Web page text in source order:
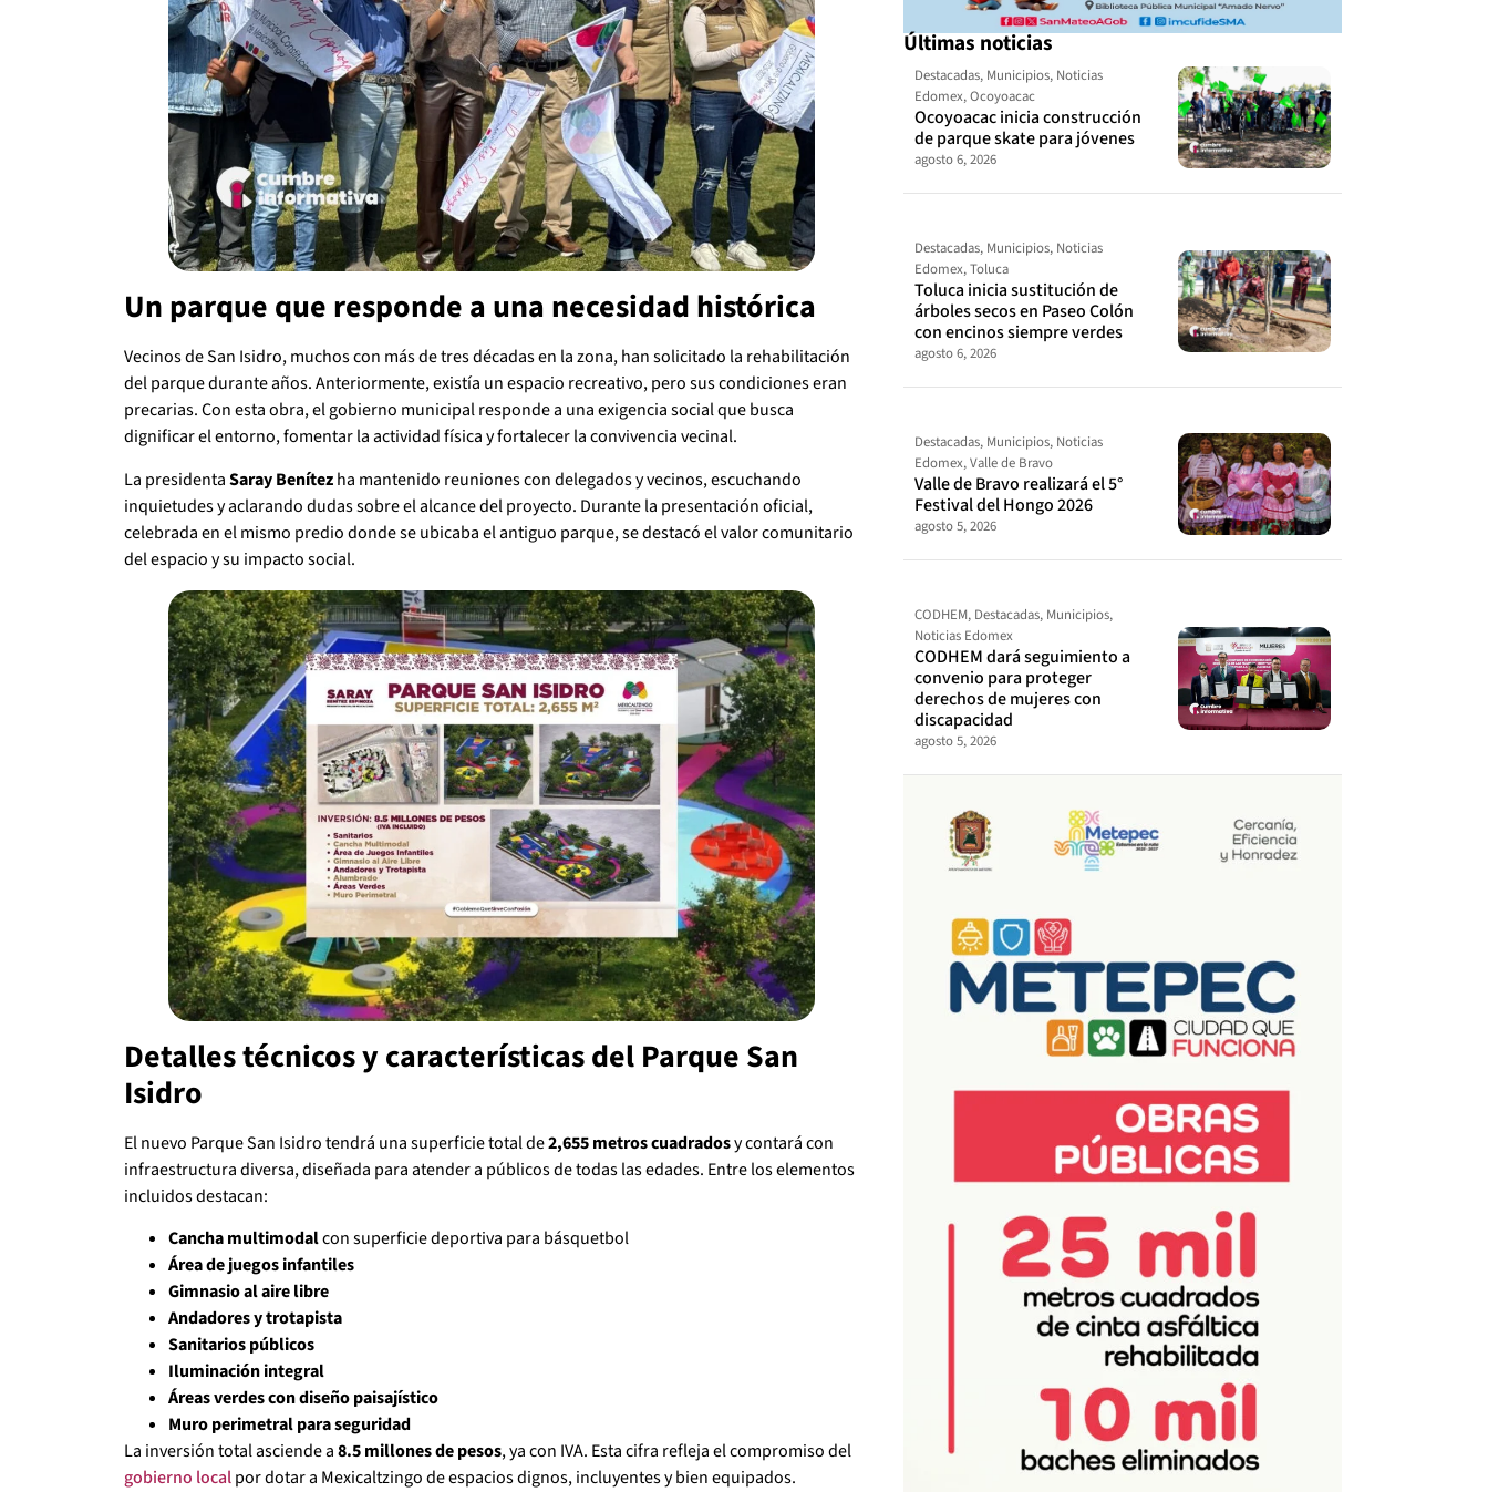
Un parque que responde a una necesidad histórica
Vecinos de San Isidro, muchos con más de tres décadas en la zona, han solicitado la rehabilitación
del parque durante años. Anteriormente, existía un espacio recreativo, pero sus condiciones eran
precarias. Con esta obra, el gobierno municipal responde a una exigencia social que busca
dignificar el entorno, fomentar la actividad física y fortalecer la convivencia vecinal.
La presidentaSaray Benítezha mantenido reuniones con delegados y vecinos, escuchando
inquietudes y aclarando dudas sobre el alcance del proyecto. Durante la presentación oficial,
celebrada en el mismo predio donde se ubicaba el antiguo parque, se destacó el valor comunitario
del espacio y su impacto social.
Detalles técnicos y características del Parque San
Isidro
El nuevo Parque San Isidro tendrá una superficie total de2,655 metros cuadradosy contará con
infraestructura diversa, diseñada para atender a públicos de todas las edades. Entre los elementos
incluidos destacan:
Cancha multimodalcon superficie deportiva para básquetbol
Área de juegos infantiles
Gimnasio al aire libre
Andadores y trotapista
Sanitarios públicos
Iluminación integral
Áreas verdes con diseño paisajístico
Muro perimetral para seguridad
La inversión total asciende a8.5 millones de pesos, ya con IVA. Esta cifra refleja el compromiso del
gobierno localpor dotar a Mexicaltzingo de espacios dignos, incluyentes y bien equipados.
Últimas noticias
Destacadas, Municipios, Noticias
Edomex,Ocoyoacac
Ocoyoacac inicia construcción
de parque skate para jóvenes
agosto 6, 2026
Destacadas, Municipios, Noticias
Edomex,Toluca
Toluca inicia sustitución de
árboles secos en Paseo Colón
con encinos siempre verdes
agosto 6, 2026
Destacadas, Municipios, Noticias
Edomex,Valle de Bravo
Valle de Bravo realizará el 5°
Festival del Hongo 2026
agosto 5, 2026
CODHEM, Destacadas, Municipios,
Noticias Edomex
CODHEM dará seguimiento a
convenio para proteger
derechos de mujeres con
discapacidad
agosto 5, 2026